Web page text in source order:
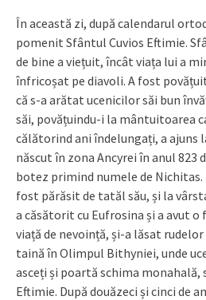
În această zi, după calendarul
pomenit Sfântul Cuvios Eftimie.
de bine a viețuit, încât viața lui a
înfricoșat pe diavoli. A fost
că s-a arătat ucenicilor săi bun
săi, povățuindu-i la mântuitoarea
călătorind ani îndelungați, a ajuns
născut în zona Ancyrei în anul 823
botez primind numele de Nichitas.
fost părăsit de tatăl său, și la
a căsătorit cu Eufrosina și a avut o
viață de nevoință, și-a lăsat
taină în Olimpul Bithyniei, unde
asceți și poartă schima monahală,
Eftimie. După douăzeci și cinci de